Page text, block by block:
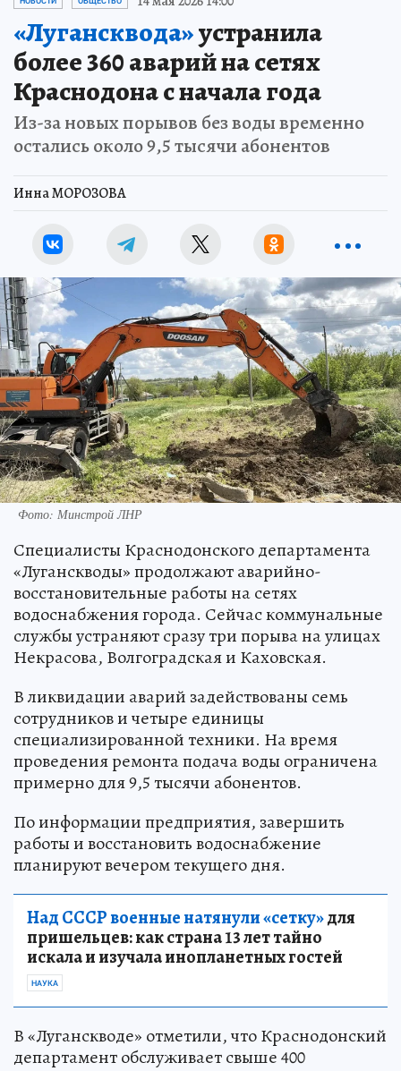
«Лугансквода»устранила
более 360 аварий на сетях
Краснодона с начала года
Из-за новых порывов без воды временно
остались около 9,5 тысячи абонентов
Инна МОРОЗОВА
Фото: Минстрой ЛНР
Специалисты Краснодонского департамента
«Луганскводы» продолжают аварийно-
восстановительные работы на сетях
водоснабжения города. Сейчас коммунальные
службы устраняют сразу три порыва на улицах
Некрасова, Волгоградская и Каховская.
В ликвидации аварий задействованы семь
сотрудников и четыре единицы
специализированной техники. На время
проведения ремонта подача воды ограничена
примерно для 9,5 тысячи абонентов.
По информации предприятия, завершить
работы и восстановить водоснабжение
планируют вечером текущего дня.
Над СССР военные натянули «сетку»для
пришельцев: как страна 13 лет тайно
искала и изучала инопланетных гостей
НАУКА
В «Луганскводе» отметили, что Краснодонский
департамент обслуживает свыше 400